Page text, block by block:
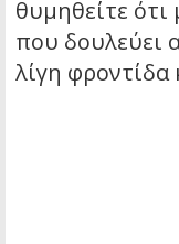
θυμηθείτε
που δουλεύει
λίγη φροντίδα